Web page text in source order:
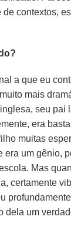
contextos,
a que eu
mais
seu pai
era
muitas
era um gênio,
Mas
certamente
dela um